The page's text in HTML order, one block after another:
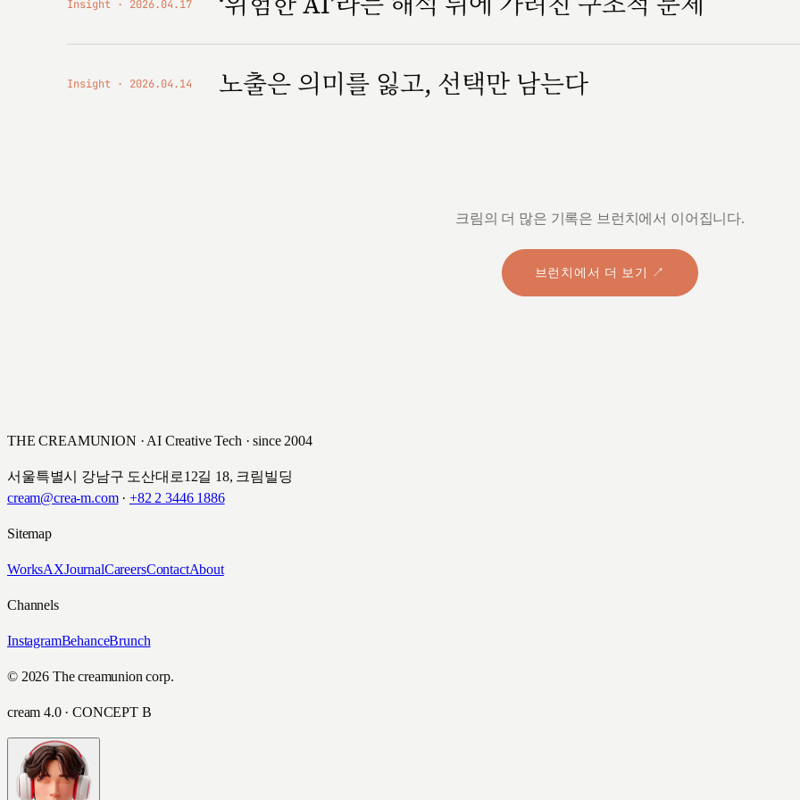
Insight 2026.04.17
Insight 2026.04.14 노출은 의미를 잃고, 선택만 남는다
크림의 더 많은 기록은 브런치에서 이어집니다.
브런치에서 더 보기 ↗
THE CREAMUNION · AI Creative Tech · since 2004
서울특별시 강남구 도산대로12길 18, 크림빌딩
cream@crea-m.com· +82 2 3446 1886
Sitemap
WorksAXJournalCareersContactAbout
Channels
InstagramBehanceBrunch
© 2026 The creamunion corp.
cream 4.0 · CONCEPT B